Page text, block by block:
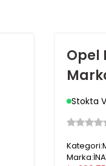
Opel
Stokta
Kategori:
Marka:İNA